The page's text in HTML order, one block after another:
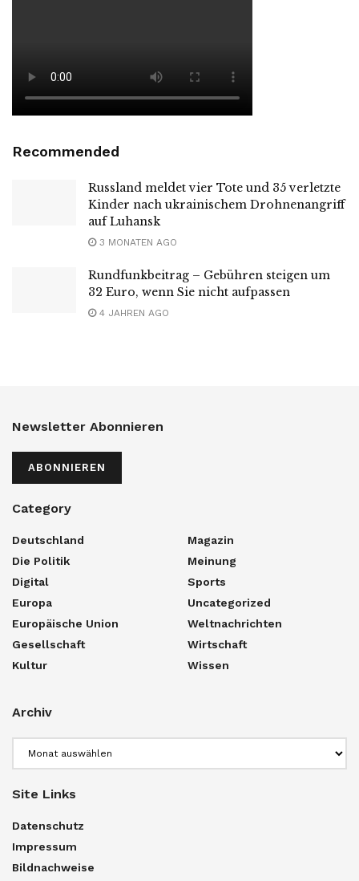
Recommended
Russland meldet vier Tote und 35 verletzte
Kinder nach ukrainischem Drohnenangriff
auf Luhansk
3 MONATEN AGO
Rundfunkbeitrag – Gebühren steigen um
32 Euro, wenn Sie nicht aufpassen
4 JAHREN AGO
Newsletter Abonnieren
ABONNIEREN
Category
Deutschland
Die Politik
Digital
Europa
Europäische Union
Gesellschaft
Kultur
Magazin
Meinung
Sports
Uncategorized
Weltnachrichten
Wirtschaft
Wissen
Archiv
Site Links
Datenschutz
Impressum
Bildnachweise